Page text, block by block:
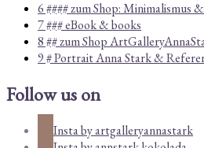
6 #### zum Shop: Minimalismus
7 ### eBook & books
8 ## zum Shop
9 # Portrait Anna Stark &
Follow us on
Insta by artgalleryannastark